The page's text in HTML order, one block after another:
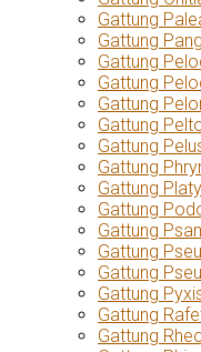
Gattung
Gattung
Gattung
Gattung
Gattung
Gattung
Gattung
Gattung
Gattung
Gattung
Gattung
Gattung
Gattung
Gattung
Gattung
Gattung